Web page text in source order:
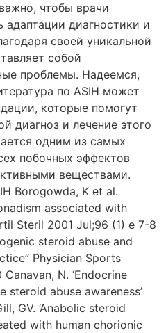
чтобы врачи
адаптации диагностики и
своей уникальной
собой
проблемы. Надеемся,
по ASIH может
которые помогут
диагноз и лечение этого
одним из самых
побочных эффектов
веществами.
Borogowda, K et al.
associated with
Steril 2001 Jul;96 (1) e 7-8
steroid abuse and
Physician Sports
N. ‘Endocrine
steroid abuse awareness’
GV. ‘Anabolic steroid
with human chorionic